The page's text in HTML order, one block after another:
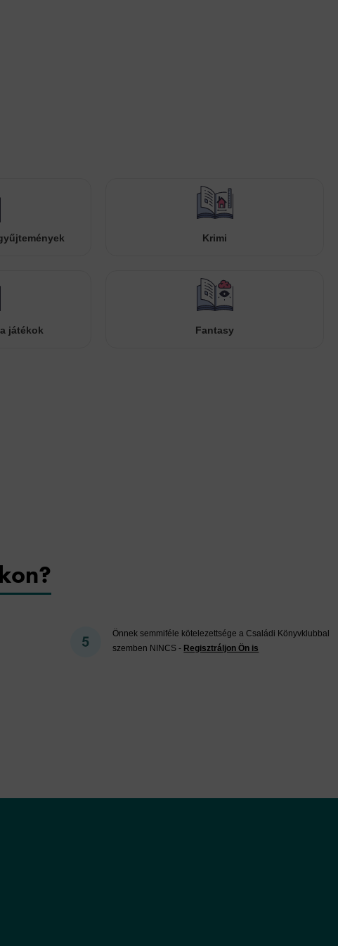
Krimi
játékok Fantasy
Önnek semmiféle kötelezettsége a Családi Könyvklubbal
szemben NINCS - Regisztráljon Ön is